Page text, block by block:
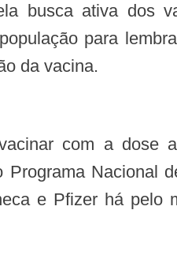
para
da vacina.
Nacional
e Pfizer há pelo